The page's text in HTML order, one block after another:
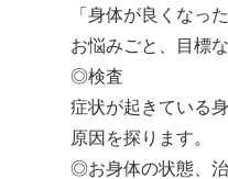
「身体が良くなっ
お悩みごと、目標
◎検査
症状が起きている
原因を探ります。
◎お身体の状態、